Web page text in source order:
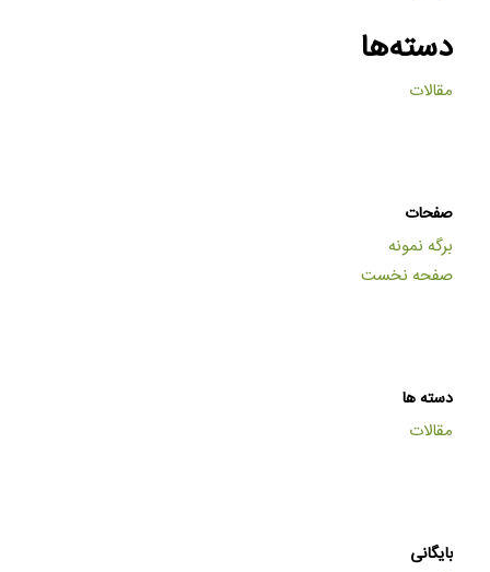
دسته‌ها
مقالات
صفحات
برگه نمونه
صفحه نخست
دسته ها
مقالات
بایگانی